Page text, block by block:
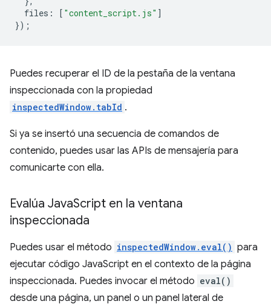
files : [ "content_script.js" ]
});
Puedes recuperar el ID de la pestaña de la ventana
inspeccionada con la propiedad
inspectedWindow.tabId .
Si ya se insertó una secuencia de comandos de
contenido, puedes usar las APIs de mensajería para
comunicarte con ella.
Evalúa JavaScript en la ventana
inspeccionada
Puedes usar el método inspectedWindow.eval() para
ejecutar código JavaScript en el contexto de la página
inspeccionada. Puedes invocar el método eval()
desde una página, un panel o un panel lateral de